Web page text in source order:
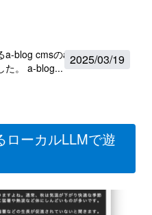
2025/03/19
a-blog cmsのa-blog cmsエキ
た。 a-blog...
ローカルLLMで遊